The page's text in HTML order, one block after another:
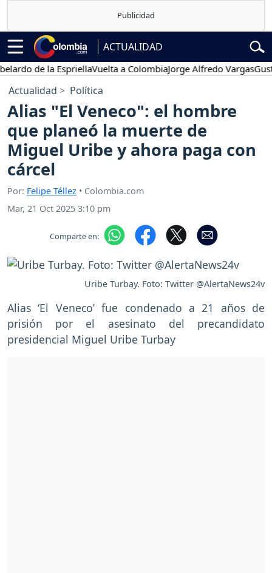
ACTUALIDAD
de la EspriellaVuelta a ColombiaJorge Alfredo VargasGustavo
Actualidad Política
Alias "El Veneco": el hombre
que planeó la muerte de
Miguel Uribe y ahora paga con
cárcel
Por: Felipe Téllez • Colombia.com
Mar, 21 Oct 2025 3:10 pm
Comparte en:
Uribe Turbay. Foto: Twitter @AlertaNews24v
Alias ‘El Veneco’ fue condenado a 21 años de
prisión por el asesinato del precandidato
presidencial Miguel Uribe Turbay